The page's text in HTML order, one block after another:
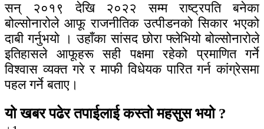
सन् २०१९ देखि २०२२ सम्म राष्ट्रपति बनेका
बोल्सोनारोले आफू राजनीतिक उत्पीडनको सिकार भएको
दाबी गर्नुभयो । उहाँका सांसद छोरा फ्लेभियो बोल्सोनारोले
इतिहासले आफूहरू सही पक्षमा रहेको प्रमाणित गर्ने
विश्वास व्यक्त गरे र माफी विधेयक पारित गर्न कांग्रेसमा
पहल गर्ने बताए।
यो खबर पढेर तपाईलाई कस्तो महसुस भयो ?